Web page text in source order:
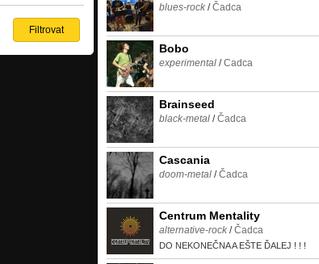
blues-rock /Čadca
Bobo
experimental /Cadca
Brainseed
black-metal /Čadca
Cascania
doom-metal /Čadca
Centrum Mentality
alternative-rock /Čadca
DO NEKONEČNA A EŠTE ĎALEJ ! ! !